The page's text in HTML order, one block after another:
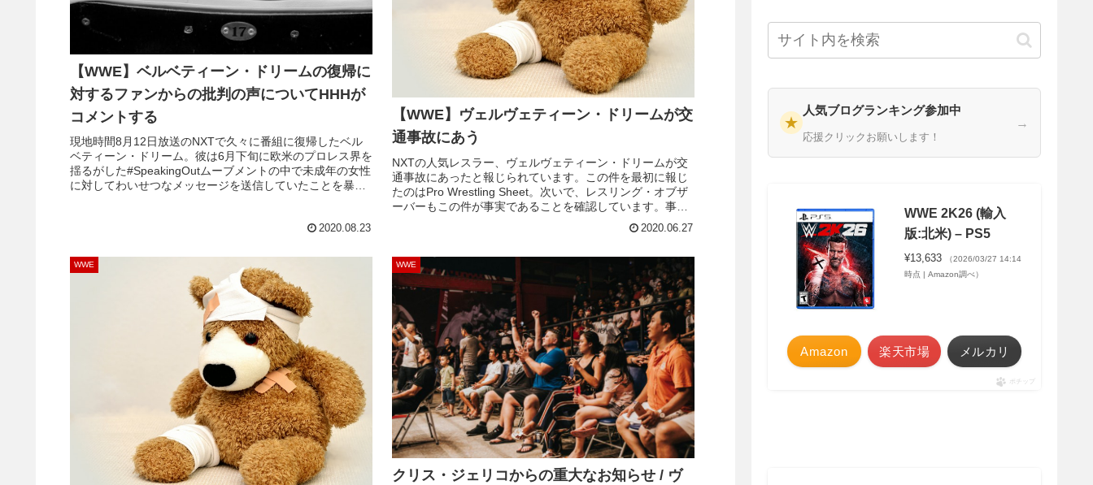
【WWE】ベルベティーン・ドリームの復帰に
対するファンからの批判の声についてHHHが
コメントする
現地時間8月12日放送のNXTで久々に番組に復帰したベル
ベティーン・ドリーム。彼は6月下旬に欧米のプロレス界を
揺るがした#SpeakingOutムーブメントの中で未成年の女性
に対してわいせつなメッセージを送信していたことを暴露
2020.08.23
【WWE】ヴェルヴェティーン・ドリームが交
通事故にあう
NXTの人気レスラー、ヴェルヴェティーン・ドリームが交
通事故にあったと報じられています。この件を最初に報じ
たのはPro Wrestling Sheet。次いで、レスリング・オブザ
ーバーもこの件が事実であることを確認しています。事故
の詳細は不明。ただ、ドリームは既に退院しているとのこ
とです。WWEは声明を発表していません。彼の最後のテレ
2020.06.27
WWE WWE
クリス・ジェリコからの重大なお知らせ / ヴ
★
人気ブログランキング参加中
応援クリックお願いします！
→
WWE 2K26 (輸入
版:北米) – PS5
¥13,633
（2026/03/27 14:14
時点 | Amazon調べ）
Amazon 楽天市場 メルカリ
ポチップ